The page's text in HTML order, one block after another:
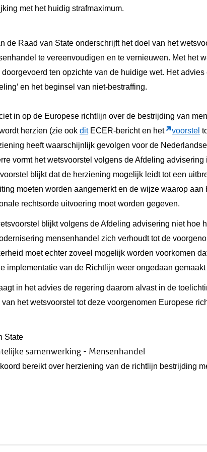
met het huidig strafmaximum.
de Raad van State onderschrijft het doel van het
te vereenvoudigen en te vernieuwen. Met het
ten opzichte van de huidige wet. Het
en het beginsel van niet-bestraffing.
in op de Europese richtlijn over de bestrijding van
herzien (zie ook ditECER-bericht en het voorstel
heeft waarschijnlijk gevolgen voor de
vormt het wetsvoorstel volgens de Afdeling advisering
blijkt dat de herziening mogelijk leidt tot een
moeten worden aangemerkt en de wijze waarop aan
rechtsorde uitvoering moet worden gegeven.
blijkt volgens de Afdeling advisering niet hoe
mensenhandel zich verhoudt tot de
moet echter zoveel mogelijk worden voorkomen
implementatie van de Richtlijn weer ongedaan
in het advies de regering daarom alvast in de
het wetsvoorstel tot deze voorgenomen Europese
State
samenwerking - Mensenhandel
bereikt over herziening van de richtlijn bestrijding